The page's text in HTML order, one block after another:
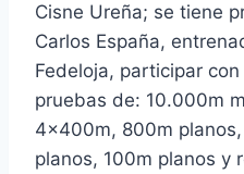
Cisne Ureña; se tiene
Carlos España,
Fedeloja, participar
pruebas de: 10.000m
4x400m, 800m
planos, 100m planos y